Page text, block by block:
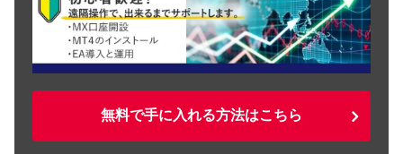
無料で手に入れる方法はこちら